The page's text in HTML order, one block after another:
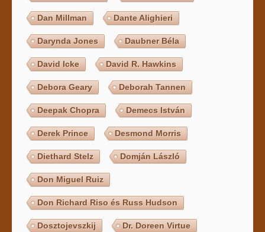
Dan Millman Dante Alighieri
Darynda Jones Daubner Béla
David Icke David R. Hawkins
Debora Geary Deborah Tannen
Deepak Chopra Demecs István
Derek Prince Desmond Morris
Diethard Stelz Domján László
Don Miguel Ruiz
Don Richard Riso és Russ Hudson
Dosztojevszkij Dr. Doreen Virtue